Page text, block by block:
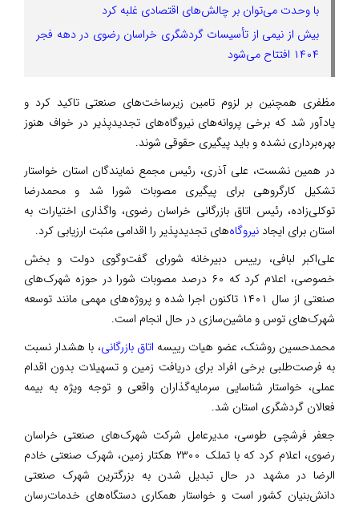
با وحدت می‌توان بر چالش‌های اقتصادی غلبه کرد
بیش از نیمی از تأسیسات گردشگری خراسان رضوی در دهه فجر
۱۴۰۴ افتتاح می‌شود
مظفری همچنین بر لزوم تامین زیرساخت‌های صنعتی تاکید کرد و
یادآور شد که برخی پروانه‌های نیروگاه‌های تجدیدپذیر در خواف هنوز
بهره‌برداری نشده و باید پیگیری حقوقی شوند.
در همین نشست، علی آذری، رئیس مجمع نمایندگان استان خواستار
تشکیل کارگروهی برای پیگیری مصوبات شورا شد و محمدرضا
توکلی‌زاده، رئیس اتاق بازرگانی خراسان رضوی، واگذاری اختیارات به
استان برای ایجاد نیروگاه‌های تجدیدپذیر را اقدامی مثبت ارزیابی کرد.
علی‌اکبر لبافی، رییس دبیرخانه شورای گفت‌وگوی دولت و بخش
خصوصی، اعلام کرد که ۶۰ درصد مصوبات شورا در حوزه شهرک‌های
صنعتی از سال ۱۴۰۱ تاکنون اجرا شده و پروژه‌های مهمی مانند توسعه
شهرک‌های توس و ماشین‌سازی در حال انجام است.
محمدحسین روشنک، عضو هیات رییسه اتاق بازرگانی، با هشدار نسبت
به فرصت‌طلبی برخی افراد برای دریافت زمین و تسهیلات بدون اقدام
عملی، خواستار شناسایی سرمایه‌گذاران واقعی و توجه ویژه به بیمه
فعالان گردشگری استان شد.
جعفر فرشچی طوسی، مدیرعامل شرکت شهرک‌های صنعتی خراسان
رضوی، اعلام کرد که با تملک ۲۳۰۰ هکتار زمین، شهرک صنعتی خادم
الرضا در مشهد در حال تبدیل شدن به بزرگترین شهرک صنعتی
دانش‌بنیان کشور است و خواستار همکاری دستگاه‌های خدمات‌رسان